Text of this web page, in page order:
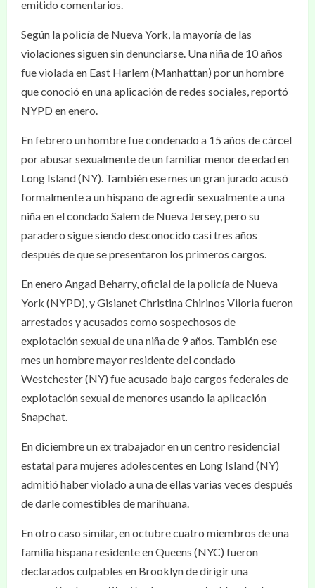
emitido comentarios.
Según la policía de Nueva York, la mayoría de las
violaciones siguen sin denunciarse. Una niña de 10 años
fue violada en East Harlem (Manhattan) por un hombre
que conoció en una aplicación de redes sociales, reportó
NYPD en enero.
En febrero un hombre fue condenado a 15 años de cárcel
por abusar sexualmente de un familiar menor de edad en
Long Island (NY). También ese mes un gran jurado acusó
formalmente a un hispano de agredir sexualmente a una
niña en el condado Salem de Nueva Jersey, pero su
paradero sigue siendo desconocido casi tres años
después de que se presentaron los primeros cargos.
En enero Angad Beharry, oficial de la policía de Nueva
York (NYPD), y Gisianet Christina Chirinos Viloria fueron
arrestados y acusados como sospechosos de
explotación sexual de una niña de 9 años. También ese
mes un hombre mayor residente del condado
Westchester (NY) fue acusado bajo cargos federales de
explotación sexual de menores usando la aplicación
Snapchat.
En diciembre un ex trabajador en un centro residencial
estatal para mujeres adolescentes en Long Island (NY)
admitió haber violado a una de ellas varias veces después
de darle comestibles de marihuana.
En otro caso similar, en octubre cuatro miembros de una
familia hispana residente en Queens (NYC) fueron
declarados culpables en Brooklyn de dirigir una